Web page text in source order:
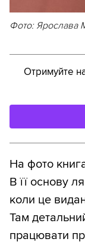
Фото: Ярослава
Отримуйте
На фото
В її основу
коли це
Там
працювати